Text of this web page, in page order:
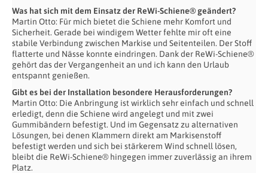
Was hat sich mit dem Einsatz der ReWi-Schiene® geändert?
Martin Otto: Für mich bietet die Schiene mehr Komfort und
Sicherheit. Gerade bei windigem Wetter fehlte mir oft eine
stabile Verbindung zwischen Markise und Seitenteilen. Der Stoff
flatterte und Nässe konnte eindringen. Dank der ReWi-Schiene®
gehört das der Vergangenheit an und ich kann den Urlaub
entspannt genießen.
Gibt es bei der Installation besondere Herausforderungen?
Martin Otto: Die Anbringung ist wirklich sehr einfach und schnell
erledigt, denn die Schiene wird angelegt und mit zwei
Gummibändern befestigt. Und im Gegensatz zu alternativen
Lösungen, bei denen Klammern direkt am Markisenstoff
befestigt werden und sich bei stärkerem Wind schnell lösen,
bleibt die ReWi-Schiene® hingegen immer zuverlässig an ihrem
Platz.